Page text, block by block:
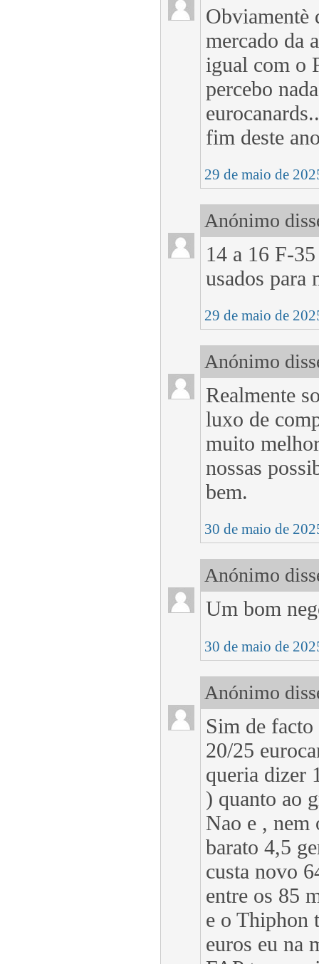
Obviamentè
mercado da
igual com o
percebo
fim deste
29 de maio de
Anónimo
14 a 16 F-
usados para
29 de maio de
Anónimo
Realmente
luxo de
muito
nossas
bem.
30 de maio de
Anónimo
Um bom
30 de maio de
Anónimo
Sim de
20/25
queria dizer
) quanto ao
Nao e , nem
barato 4,5
custa novo
entre os 85
e o Thiphon
euros eu na